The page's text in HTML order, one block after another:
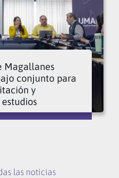
Magallanes
conjunto para
y
las noticias